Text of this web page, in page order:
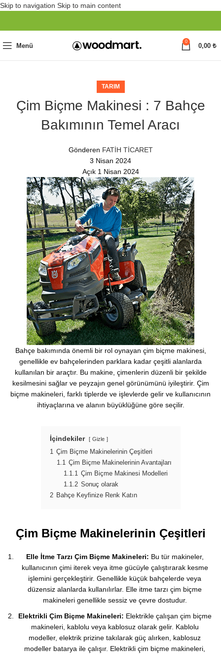
Skip to navigation Skip to main content
Menü
0
0,00 ₺
TARIM
Çim Biçme Makinesi : 7 Bahçe
Bakımının Temel Aracı
Gönderen FATİH TİCARET
3 Nisan 2024
Açık 1 Nisan 2024
Bahçe bakımında önemli bir rol oynayan çim biçme makinesi,
genellikle ev bahçelerinden parklara kadar çeşitli alanlarda
kullanılan bir araçtır. Bu makine, çimenlerin düzenli bir şekilde
kesilmesini sağlar ve peyzajın genel görünümünü iyileştirir. Çim
biçme makineleri, farklı tiplerde ve işlevlerde gelir ve kullanıcının
ihtiyaçlarına ve alanın büyüklüğüne göre seçilir.
İçindekiler Gizle
1 Çim Biçme Makinelerinin Çeşitleri
1.1 Çim Biçme Makinelerinin Avantajları
1.1.1 Çim Biçme Makinesi Modelleri
1.1.2 Sonuç olarak
2
Bahçe Keyfinize Renk Katın
Çim Biçme Makinelerinin Çeşitleri
Elle İtme Tarzı Çim Biçme Makineleri: Bu tür makineler,
kullanıcının çimi iterek veya itme gücüyle çalıştırarak kesme
işlemini gerçekleştirir. Genellikle küçük bahçelerde veya
düzensiz alanlarda kullanılırlar. Elle itme tarzı çim biçme
makineleri genellikle sessiz ve çevre dostudur.
Elektrikli Çim Biçme Makineleri: Elektrikle çalışan çim biçme
makineleri, kablolu veya kablosuz olarak gelir. Kablolu
modeller, elektrik prizine takılarak güç alırken, kablosuz
modeller batarya ile çalışır. Elektrikli çim biçme makineleri,